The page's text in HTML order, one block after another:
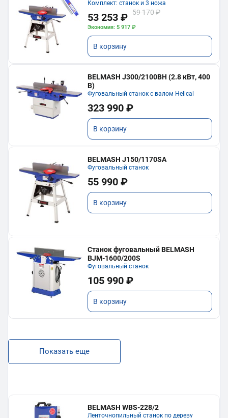
Комплект: станок и 3 ножа
53 253 ₽ 59 170 ₽
Экономия: 5 917 ₽
В корзину
BELMASH J300/2100ВH (2.8 кВт, 400
В)
Фуговальный станок с валом Helical
323 990 ₽
В корзину
BELMASH J150/1170SA
Фуговальный станок
55 990 ₽
В корзину
Станок фуговальный BELMASH
BJM-1600/200S
Фуговальный станок
105 990 ₽
В корзину
Показать еще
BELMASH WBS-228/2
Ленточнопильный станок по дереву